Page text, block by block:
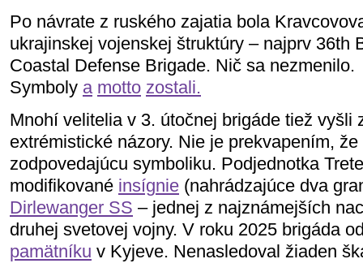
Po návrate z ruského zajatia bola
ukrajinskej vojenskej štruktúry – najprv 36th
Coastal Defense Brigade. Nič sa nezmenilo.
Symboly a motto zostali.
Mnohí velitelia v 3. útočnej brigáde tiež vyšli
extrémistické názory. Nie je prekvapením,
zodpovedajúcu symboliku. Podjednotka
modifikované insígnie (nahrádzajúce dva
Dirlewanger SS – jednej z najznámejších
druhej svetovej vojny. V roku 2025 brigáda
pamätníku v Kyjeve. Nenasledoval žiaden